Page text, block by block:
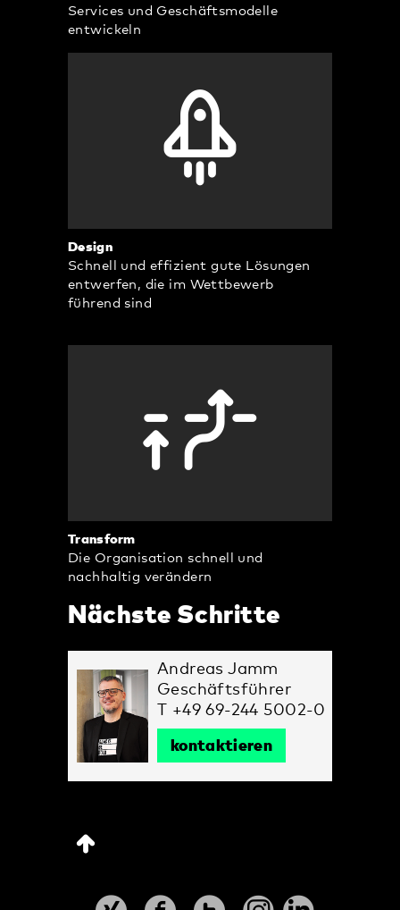
Services und Geschäftsmodelle
entwickeln
Design
Schnell und effizient gute Lösungen
entwerfen, die im Wettbewerb
führend sind
Transform
Die Organisation schnell und
nachhaltig verändern
Nächste Schritte
Andreas Jamm
Geschäftsführer
T +49 69-244 5002-0
kontaktieren